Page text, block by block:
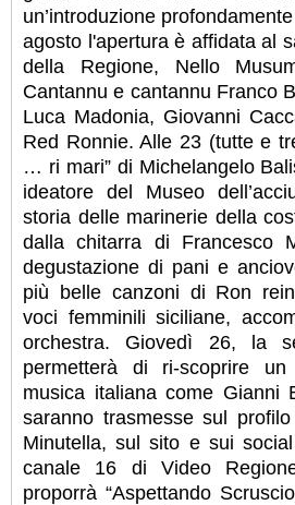
un’introduzione
agosto l'apertura è affidata al
della Regione, Nello
Cantannu e cantannu Franco
Luca Madonia, Giovanni
Red Ronnie. Alle 23 (tutte e
… ri mari” di Michelangelo
ideatore del Museo
storia delle marinerie della
dalla chitarra di Francesco
degustazione di pani e
più belle canzoni di Ron
voci femminili siciliane,
orchestra. Giovedì 26, la
permetterà di ri-scoprire un
musica italiana come Gianni
saranno trasmesse sul
Minutella, sul sito e sui
canale 16 di Video
proporrà “Aspettando